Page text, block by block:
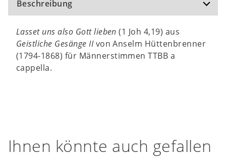
Beschreibung
Lasset uns also Gott lieben (1 Joh 4,19) aus
Geistliche Gesänge IIvon Anselm Hüttenbrenner
(1794-1868) für Männerstimmen TTBB a
cappella.
Ihnen könnte auch gefallen